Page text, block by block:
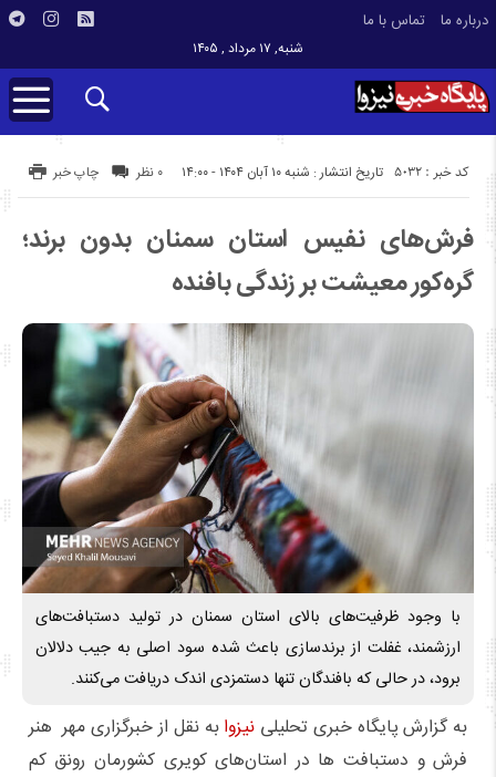
درباره ما تماس با ما
شنبه, ۱۷ مرداد , ۱۴۰۵
تاریخ انتشار : شنبه ۱۰ آبان ۱۴۰۴ - ۱۴:۰۰ کد خبر : 5032 چاپ خبر ۰ نظر
فرش‌های نفیس استان سمنان بدون برند؛
گره‌کور معیشت بر زندگی بافنده
با وجود ظرفیت‌های بالای استان سمنان در تولید دستبافت‌های
ارزشمند، غفلت از برندسازی باعث شده سود اصلی به جیب دلالان
برود، در حالی که بافندگان تنها دستمزدی اندک دریافت می‌کنند.
به گزارش پایگاه خبری تحلیلی نیزوابه نقل از خبرگزاری مهر هنر
فرش و دستبافت ها در استان‌های کویری کشورمان رونق کم